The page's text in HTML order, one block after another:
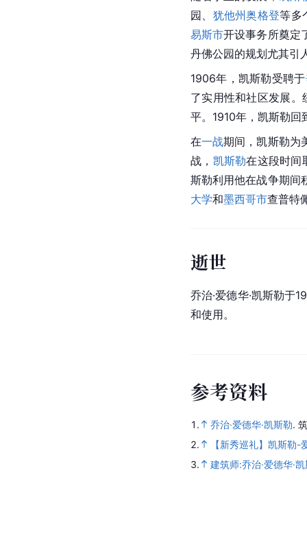
园、 犹他州奥格登等多
易斯市开设事务所奠定
丹佛公园的规划尤其引
1906年，凯斯勒受聘于
了实用性和社区发展。
平。1910年，凯斯勒
在一战期间，凯斯勒为
战， 凯斯勒在这段时间
斯勒利用他在战争期间
大学和墨西哥市查普特
逝世
乔治·爱德华·凯斯勒于
和使用。
参考资料
1. 乔治·爱德华·凯斯勒.
2.
【新秀巡礼】凯斯勒
3.
建筑师:乔治·爱德华·